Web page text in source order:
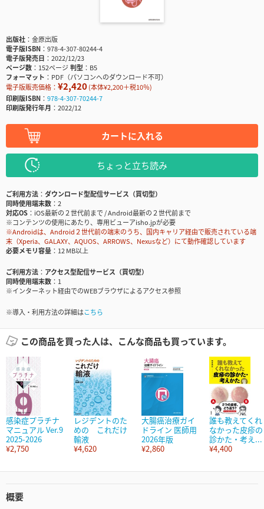
出版社
金原出版
電子版ISBN
978-4-307-80244-4
電子版発売日
2022/12/23
ページ数
152ページ判型
B5
フォーマット
PDF（パソコンへのダウンロード不可）
電子版販売価格： ¥2,420(本体¥2,200＋税10％)
印刷版ISBN
978-4-307-70244-7
印刷版発行年月
2022/12
カートに入れる
ちょっと立ち読み
ご利用方法
ダウンロード型配信サービス（買切型）
同時使用端末数
2
対応OS
iOS最新の２世代前まで / Android最新の２世代前まで
※コンテンツの使用にあたり、専用ビューアisho.jpが必要
※Androidは、Android２世代前の端末のうち、国内キャリア経由で販売されている端
末（Xperia、GALAXY、AQUOS、ARROWS、Nexusなど）にて動作確認しています
必要メモリ容量
12 MB以上
ご利用方法
アクセス型配信サービス（買切型）
同時使用端末数
1
※インターネット経由でのWEBブラウザによるアクセス参照
※導入・利用方法の詳細はこちら
この商品を買った人は、こんな商品も買っています。
感染症プラチナ
マニュアル Ver.9
2025-2026
¥2,750
レジデントのた
めの これだけ
輸液
¥4,620
大腸癌治療ガイ
ドライン 医師用
2026年版
¥2,860
誰も教えてくれ
なかった皮疹の
診かた・考え...
¥4,400
概要